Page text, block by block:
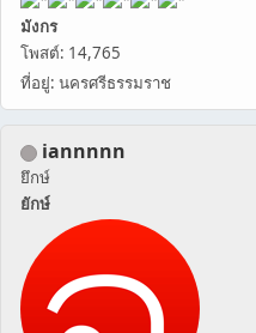
มังกร
โพสต์: 14,765
ที่อยู่: นครศรีธรรมราช
iannnnn
ยึกษ์
ยักษ์